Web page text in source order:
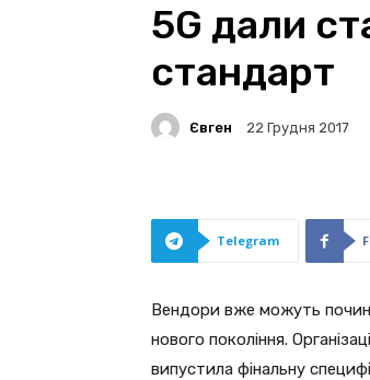
5G дали
стандарт
Євген 22 Грудня 2017
Telegram
Вендори вже можуть
нового покоління.
випустила фінальну